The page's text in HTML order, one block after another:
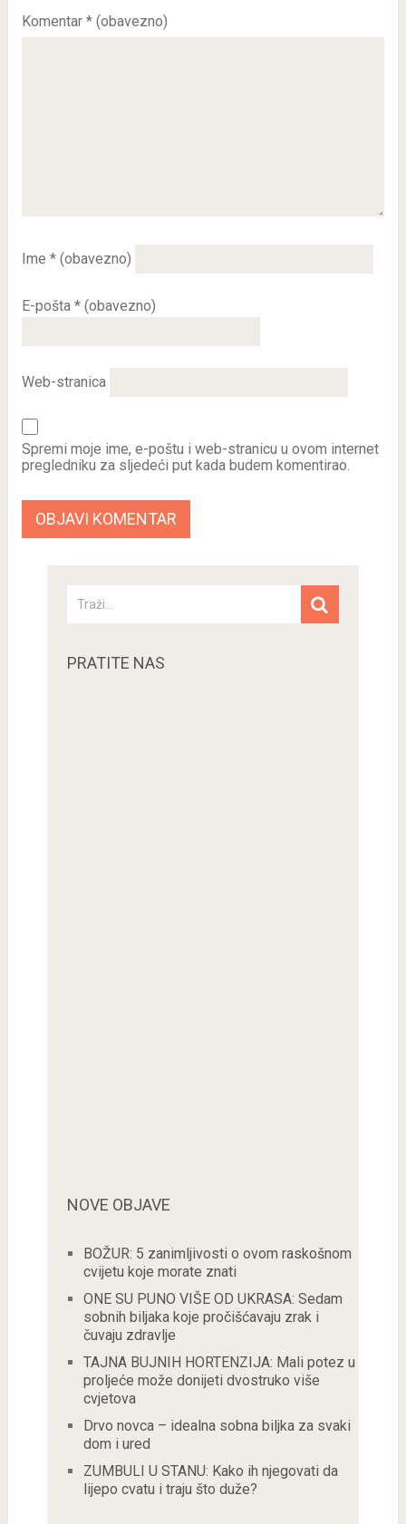
Komentar * (obavezno)
Ime * (obavezno)
E-pošta * (obavezno)
Web-stranica
Spremi moje ime, e-poštu i web-stranicu u ovom internet
pregledniku za sljedeći put kada budem komentirao.
PRATITE NAS
NOVE OBJAVE
BOŽUR: 5 zanimljivosti o ovom raskošnom
cvijetu koje morate znati
ONE SU PUNO VIŠE OD UKRASA: Sedam
sobnih biljaka koje pročišćavaju zrak i
čuvaju zdravlje
TAJNA BUJNIH HORTENZIJA: Mali potez u
proljeće može donijeti dvostruko više
cvjetova
Drvo novca – idealna sobna biljka za svaki
dom i ured
ZUMBULI U STANU: Kako ih njegovati da
lijepo cvatu i traju što duže?